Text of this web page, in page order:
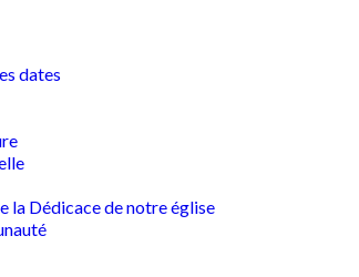
dates
la Dédicace de notre église